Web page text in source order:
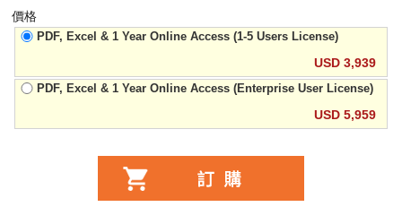
價格
PDF, Excel & 1 Year Online Access (1-5 Users License)
USD 3,939
PDF, Excel & 1 Year Online Access (Enterprise User License)
USD 5,959